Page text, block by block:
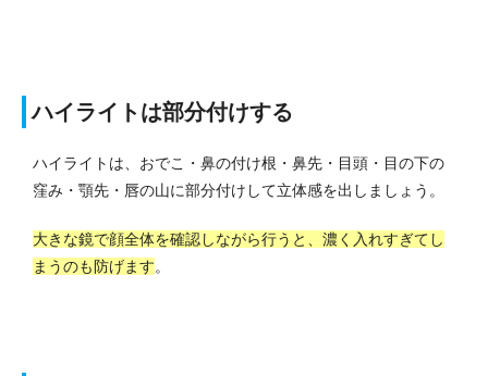
ハイライトは部分付けする
ハイライトは、おでこ・鼻の付け根・鼻先・目頭・目の下の
窪み・顎先・唇の山に部分付けして立体感を出しましょう。
大きな鏡で顔全体を確認しながら行うと、濃く入れすぎてし
まうのも防げます。